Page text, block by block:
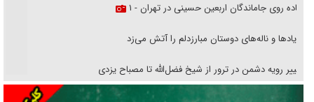
پیاده روی جاماندگان اربعین حسینی در تهران - ۱
فریاد‌ها و ناله‌های دوستان مبارزدلم را آتش می‌زد
تغییر رویه دشمن در ترور از شیخ فضل‌الله تا مصباح یزدی